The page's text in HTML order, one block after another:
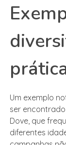
Um exemplo
ser
Dove, que
diferentes